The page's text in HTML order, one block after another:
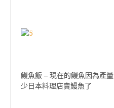
鰻魚飯 – 現在的鰻魚因為產
少日本料理店賣鰻魚了